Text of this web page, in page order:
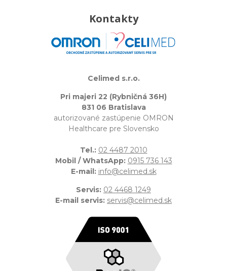
Kontakty
Celimed s.r.o.
Pri majeri 22 (Rybničná 36H)
831 06 Bratislava
autorizované zastúpenie OMRON
Healthcare pre Slovensko
Tel.: 02 4487 2010
Mobil / WhatsApp: 0915 736 143
E-mail: info@celimed.sk
Servis: 02 4468 1249
E-mail servis: servis@celimed.sk